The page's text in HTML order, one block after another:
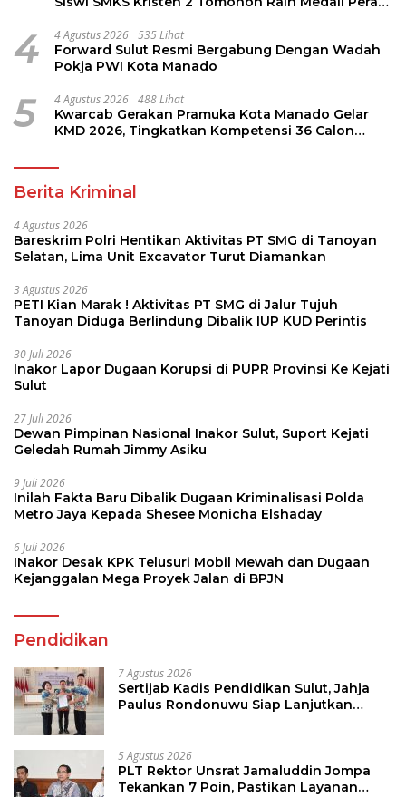
4 4 Agustus 2026 535 Lihat
Forward Sulut Resmi Bergabung Dengan Wadah
Pokja PWI Kota Manado
5 4 Agustus 2026 488 Lihat
Kwarcab Gerakan Pramuka Kota Manado Gelar
KMD 2026, Tingkatkan Kompetensi 36 Calon
Berita Kriminal
4 Agustus 2026
Bareskrim Polri Hentikan Aktivitas PT SMG di Tanoyan
Selatan, Lima Unit Excavator Turut Diamankan
3 Agustus 2026
PETI Kian Marak ! Aktivitas PT SMG di Jalur Tujuh
Tanoyan Diduga Berlindung Dibalik IUP KUD Perintis
30 Juli 2026
Inakor Lapor Dugaan Korupsi di PUPR Provinsi Ke Kejati
Sulut
27 Juli 2026
Dewan Pimpinan Nasional Inakor Sulut, Suport Kejati
Geledah Rumah Jimmy Asiku
9 Juli 2026
Inilah Fakta Baru Dibalik Dugaan Kriminalisasi Polda
Metro Jaya Kepada Shesee Monicha Elshaday
6 Juli 2026
INakor Desak KPK Telusuri Mobil Mewah dan Dugaan
Kejanggalan Mega Proyek Jalan di BPJN
Pendidikan
7 Agustus 2026
Sertijab Kadis Pendidikan Sulut, Jahja
Paulus Rondonuwu Siap Lanjutkan
5 Agustus 2026
PLT Rektor Unsrat Jamaluddin Jompa
Tekankan 7 Poin, Pastikan Layanan